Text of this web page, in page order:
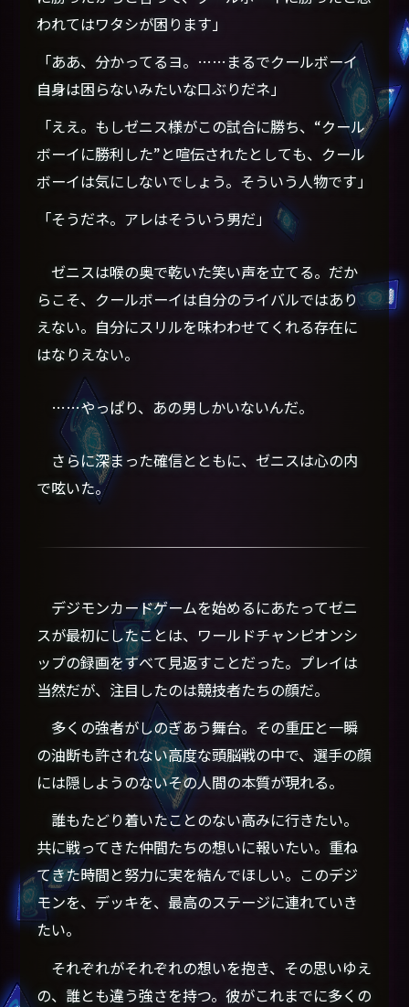
われてはワタシが困ります」
「ああ、分かってるヨ。……まるでクールボーイ
自身は困らないみたいな口ぶりだネ」
「ええ。もしゼニス様がこの試合に勝ち、“クール
ボーイに勝利した”と喧伝されたとしても、クール
ボーイは気にしないでしょう。そういう人物です」
「そうだネ。アレはそういう男だ」
ゼニスは喉の奥で乾いた笑い声を立てる。だか
らこそ、クールボーイは自分のライバルではあり
えない。自分にスリルを味わわせてくれる存在に
はなりえない。
……やっぱり、あの男しかいないんだ。
さらに深まった確信とともに、ゼニスは心の内
で呟いた。
デジモンカードゲームを始めるにあたってゼニ
スが最初にしたことは、ワールドチャンピオンシ
ップの録画をすべて見返すことだった。プレイは
当然だが、注目したのは競技者たちの顔だ。
多くの強者がしのぎあう舞台。その重圧と一瞬
の油断も許されない高度な頭脳戦の中で、選手の顔
には隠しようのないその人間の本質が現れる。
誰もたどり着いたことのない高みに行きたい。
共に戦ってきた仲間たちの想いに報いたい。重ね
てきた時間と努力に実を結んでほしい。このデジ
モンを、デッキを、最高のステージに連れていき
たい。
それぞれがそれぞれの想いを抱き、その思いゆえ
の、誰とも違う強さを持つ。彼がこれまでに多くの